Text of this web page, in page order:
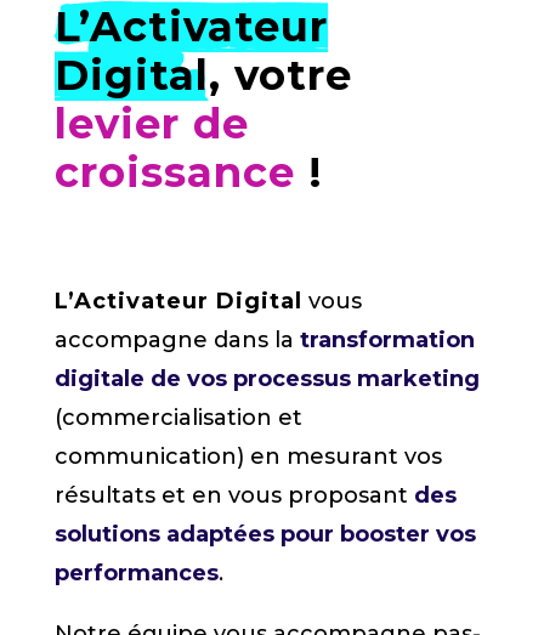
L’Activateur
Digital, votre
levier de
croissance !
L’Activateur Digital vous
accompagne dans la transformation
digitale de vos processus marketing
(commercialisation et
communication) en mesurant vos
résultats et en vous proposant des
solutions adaptées pour booster vos
performances.